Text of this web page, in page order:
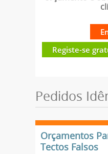
Registe-se
Pedidos
Orçamentos
Tectos Falsos